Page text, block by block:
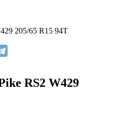
205/65 R15 94T
RS2 W429